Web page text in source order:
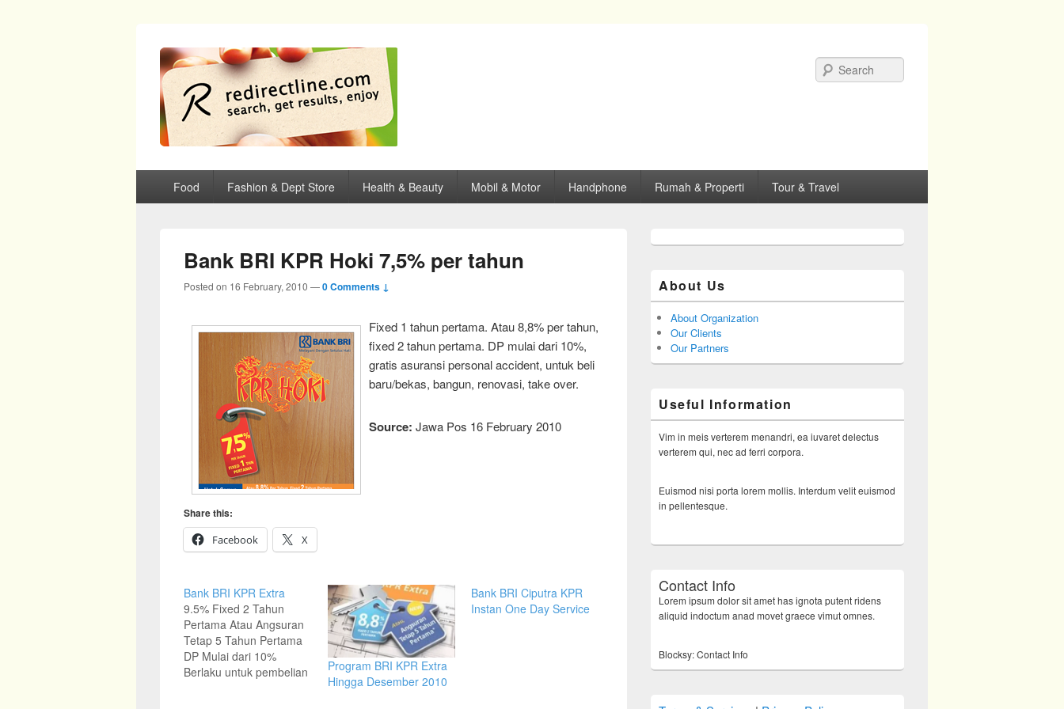
redirectline
Primary menu
Skip to primary content
Skip to secondary content
Food Fashion & Dept Store Health & Beauty Mobil & Motor Handphone Rumah & Properti Tour & Travel
Bank BRI KPR Hoki 7,5% per tahun
Posted on 16 February, 2010 —0 Comments ↓
Fixed 1 tahun pertama. Atau 8,8% per tahun,
fixed 2 tahun pertama. DP mulai dari 10%,
gratis asuransi personal accident, untuk beli
baru/bekas, bangun, renovasi, take over.
Source: Jawa Pos 16 February 2010
Share this:
Facebook
X
Bank BRI KPR Extra
9.5% Fixed 2 Tahun
Pertama Atau Angsuran
Tetap 5 Tahun Pertama
DP Mulai dari 10%
Berlaku untuk pembelian
Program BRI KPR Extra
Hingga Desember 2010
Bank BRI Ciputra KPR
Instan One Day Service
About Us
About Organization
Our Clients
Our Partners
Useful Information
Vim in meis verterem menandri, ea iuvaret delectus
verterem qui, nec ad ferri corpora.
Euismod nisi porta lorem mollis. Interdum velit euismod
in pellentesque.
Contact Info
Lorem ipsum dolor sit amet has ignota putent ridens
aliquid indoctum anad movet graece vimut omnes.
Blocksy: Contact Info